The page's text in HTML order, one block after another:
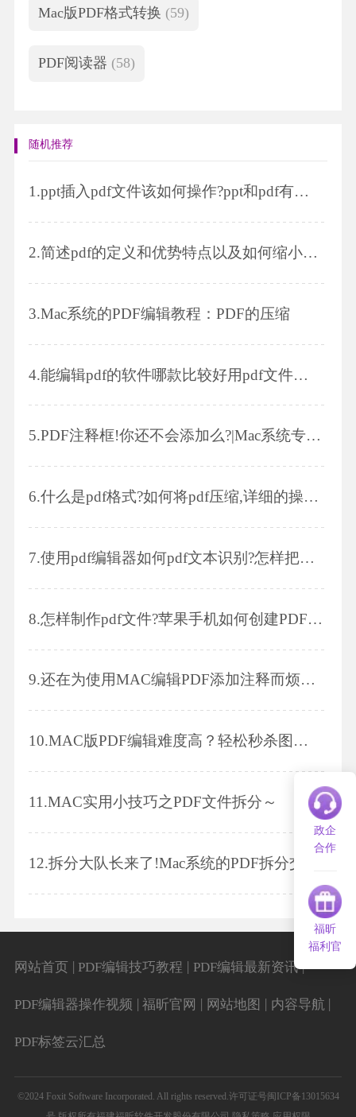
Mac版PDF格式转换 (59)
PDF阅读器 (58)
随机推荐
1.ppt插入pdf文件该如何操作?ppt和pdf有什么区别?
2.简述pdf的定义和优势特点以及如何缩小pdf大小
3.Mac系统的PDF编辑教程：PDF的压缩
4.能编辑pdf的软件哪款比较好用pdf文件怎么打印出来
5.PDF注释框!你还不会添加么?|Mac系统专属技巧
6.什么是pdf格式?如何将pdf压缩,详细的操作步骤有哪些
7.使用pdf编辑器如何pdf文本识别?怎样把扫描件pdf文本识别为文字?
8.怎样制作pdf文件?苹果手机如何创建PDF格式的文件?
9.还在为使用MAC编辑PDF添加注释而烦恼吗？教程就在这里！
10.MAC版PDF编辑难度高？轻松秒杀图片插入问题！
11.MAC实用小技巧之PDF文件拆分～
12.拆分大队长来了!Mac系统的PDF拆分交给我吧!
政企
合作
福昕
福利官
网站首页 PDF编辑技巧教程 PDF编辑最新资讯 |
PDF编辑器操作视频 福昕官网 网站地图 内容导航
PDF标签云汇总
©2024 Foxit Software Incorporated. All rights reserved.许可证号闽ICP备13015634